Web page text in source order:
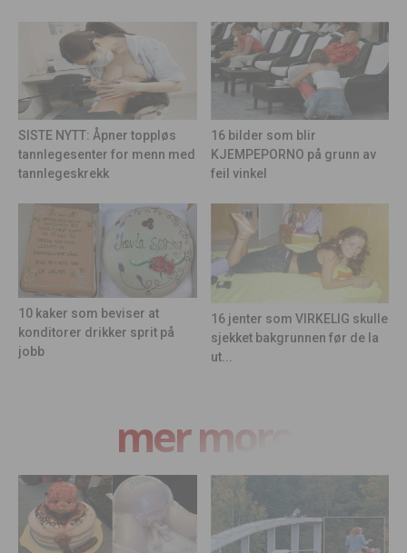
SISTE NYTT: Åpner toppløs
tannlegesenter for menn med
tannlegeskrekk
16 bilder som blir
KJEMPEPORNO på grunn av
feil vinkel
10 kaker som beviser at
konditorer drikker sprit på
jobb
16 jenter som VIRKELIG skulle
sjekket bakgrunnen før de la
ut...
mer moro